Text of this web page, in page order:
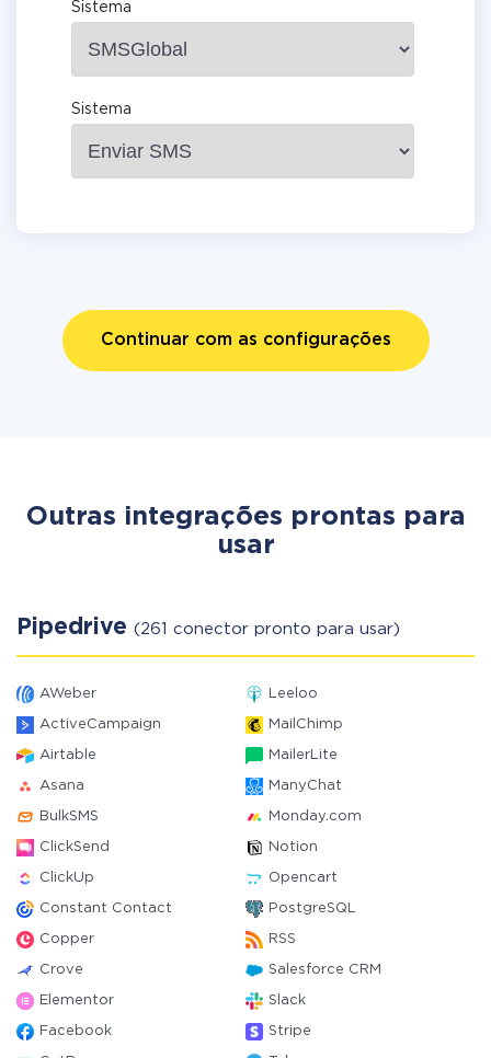
Sistema
Sistema
Continuar com as configurações
Outras integrações prontas para
usar
Pipedrive (261 conector pronto para usar)
AWeber Leeloo
ActiveCampaign MailChimp
Airtable MailerLite
Asana ManyChat
BulkSMS Monday.com
ClickSend Notion
ClickUp Opencart
Constant Contact PostgreSQL
Copper RSS
Crove Salesforce CRM
Elementor Slack
Facebook Stripe